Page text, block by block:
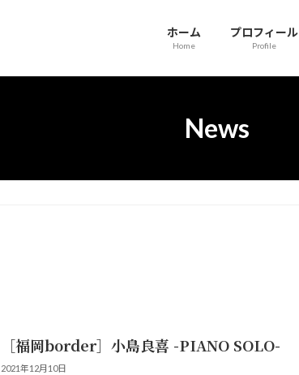
ホーム
Home
プロフィール
Profile
News
［福岡border］小島良喜 -PIANO SOLO-
2021年12月10日